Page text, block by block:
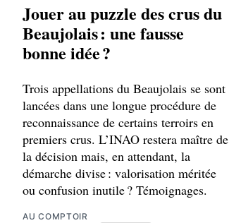
Jouer au puzzle des crus du
Beaujolais : une fausse
bonne idée ?
Trois appellations du Beaujolais se sont
lancées dans une longue procédure de
reconnaissance de certains terroirs en
premiers crus. L’INAO restera maître de
la décision mais, en attendant, la
démarche divise : valorisation méritée
ou confusion inutile ? Témoignages.
AU COMPTOIR